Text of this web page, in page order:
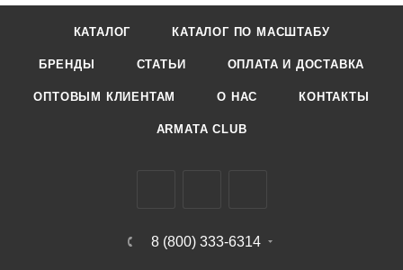
КАТАЛОГ КАТАЛОГ ПО МАСШТАБУ
БРЕНДЫ СТАТЬИ ОПЛАТА И ДОСТАВКА
ОПТОВЫМ КЛИЕНТАМ О НАС КОНТАКТЫ
ARMATA CLUB
8 (800) 333-6314